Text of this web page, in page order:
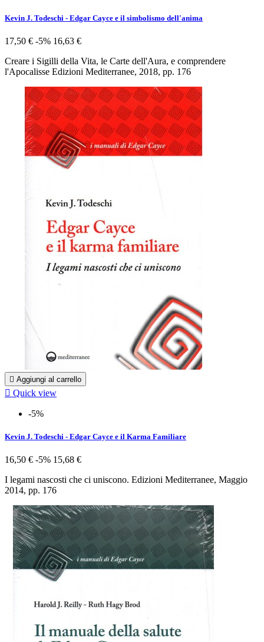
Kevin J. Todeschi - Edgar Cayce e il simbolismo dell'anima
17,50 € -5% 16,63 €
Creare i Sigilli della Vita, le Carte dell'Aura, e comprendere
l'Apocalisse Edizioni Mediterranee, 2018, pp. 176
 Aggiungi al carrello
 Quick view
-5%
Kevin J. Todeschi - Edgar Cayce e il Karma Familiare
16,50 € -5% 15,68 €
I legami nascosti che ci uniscono. Edizioni Mediterranee, Maggio
2014, pp. 176